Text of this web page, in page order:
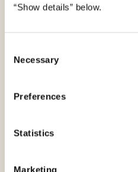
“Show details” below.
Necessary
Preferences
Statistics
Marketing
hjemmesiden.
Oplysningerne skal
og beskrivelsen skal
påtalte mangler.